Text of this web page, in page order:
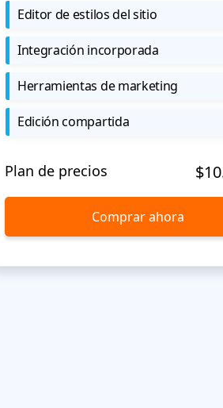
Editor de estilos del sitio
Integración incorporada
Herramientas de marketing
Edición compartida
Plan de precios
Comprar ahora